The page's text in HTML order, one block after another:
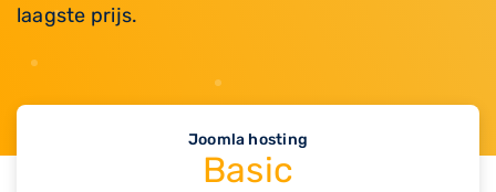
laagste prijs.
Joomla hosting
Basic